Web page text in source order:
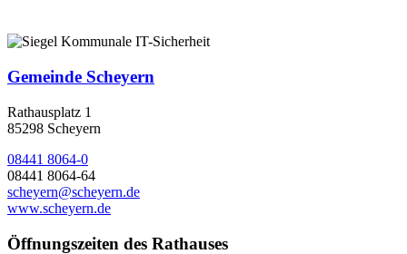
Gemeinde Scheyern
Rathausplatz 1
85298 Scheyern
08441 8064-0
08441 8064-64
scheyern@scheyern.de
www.scheyern.de
Öffnungszeiten des Rathauses